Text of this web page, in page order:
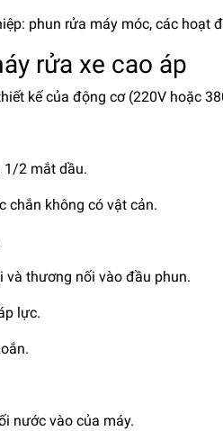
phun rửa máy móc, các hoạt
rửa xe cao áp
kế của động cơ (220V hoặc
1/2 mắt dầu.
chắn không có vật cản.
thương nối vào đầu phun.
lực.
nước vào của máy.